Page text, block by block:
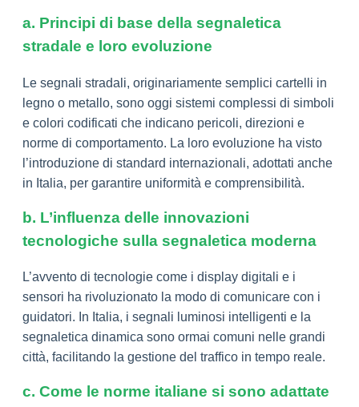
a. Principi di base della segnaletica
stradale e loro evoluzione
Le segnali stradali, originariamente semplici cartelli in
legno o metallo, sono oggi sistemi complessi di simboli
e colori codificati che indicano pericoli, direzioni e
norme di comportamento. La loro evoluzione ha visto
l’introduzione di standard internazionali, adottati anche
in Italia, per garantire uniformità e comprensibilità.
b. L’influenza delle innovazioni
tecnologiche sulla segnaletica moderna
L’avvento di tecnologie come i display digitali e i
sensori ha rivoluzionato la modo di comunicare con i
guidatori. In Italia, i segnali luminosi intelligenti e la
segnaletica dinamica sono ormai comuni nelle grandi
città, facilitando la gestione del traffico in tempo reale.
c. Come le norme italiane si sono adattate